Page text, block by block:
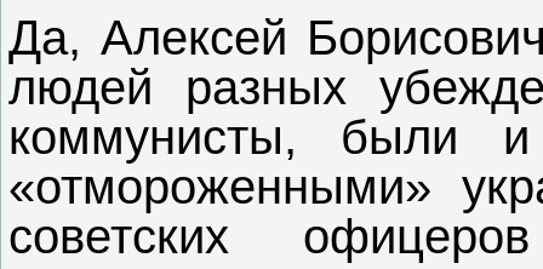
Да, Алексей
людей разных
коммунисты, были
«отмороженными»
советских